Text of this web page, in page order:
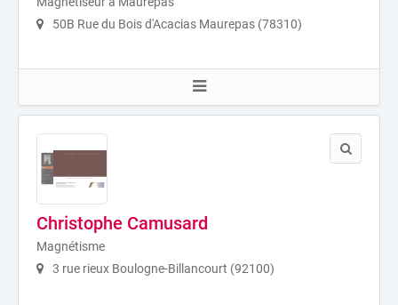
50B Rue du Bois d'Acacias Maurepas (78310)
Christophe Camusard
Magnétisme
3 rue rieux Boulogne-Billancourt (92100)